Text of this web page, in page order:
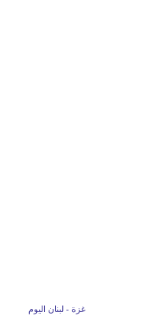
غزة - لبنان اليوم